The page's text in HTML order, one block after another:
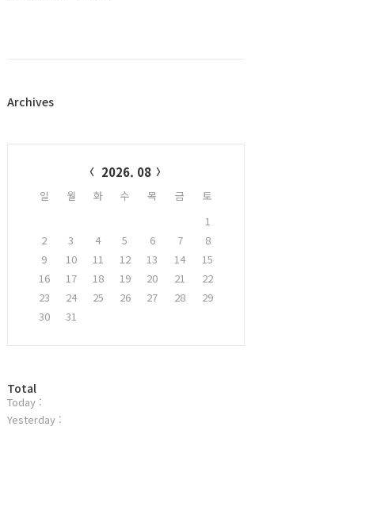
플
Archives
2026. 08
일 월 화 수 목 금
토
1
2
3 4 5 6 7
8
9
10 11 12 13 14
15
16
17 18 19 20 21
22
23
24 25 26 27 28
29
30
31
방
문
자
Total
Today :
Yesterday :